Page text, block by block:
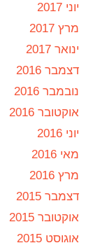
יוני 2017
מרץ 2017
ינואר 2017
דצמבר 2016
נובמבר 2016
אוקטובר 2016
יוני 2016
מאי 2016
מרץ 2016
דצמבר 2015
אוקטובר 2015
אוגוסט 2015